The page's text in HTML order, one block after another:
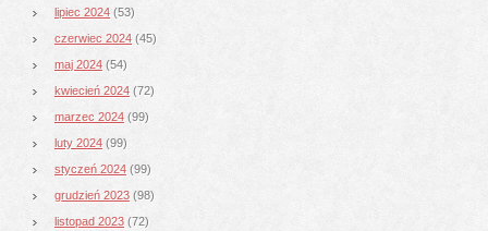
lipiec 2024 (53)
czerwiec 2024 (45)
maj 2024 (54)
kwiecień 2024 (72)
marzec 2024 (99)
luty 2024 (99)
styczeń 2024 (99)
grudzień 2023 (98)
listopad 2023 (72)